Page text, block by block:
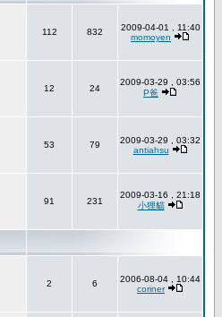
112 832
2009-04-01 , 11:40
momoyen
12 24
2009-03-29 , 03:56
P爸
53 79
2009-03-29 , 03:32
antiahsu
91 231
2009-03-16 , 21:18
小狸貓
2 6
2006-08-04 , 10:44
coriner